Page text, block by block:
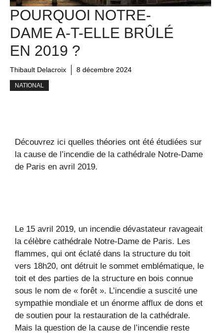
POURQUOI NOTRE-
DAME A-T-ELLE BRÛLÉ
EN 2019 ?
Thibault Delacroix 8 décembre 2024
NATIONAL
Découvrez ici quelles théories ont été étudiées sur
la cause de l’incendie de la cathédrale Notre-Dame
de Paris en avril 2019.
Le 15 avril 2019, un incendie dévastateur ravageait
la célèbre cathédrale Notre-Dame de Paris. Les
flammes, qui ont éclaté dans la structure du toit
vers 18h20, ont détruit le sommet emblématique, le
toit et des parties de la structure en bois connue
sous le nom de « forêt ». L’incendie a suscité une
sympathie mondiale et un énorme afflux de dons et
de soutien pour la restauration de la cathédrale.
Mais la question de la cause de l’incendie reste